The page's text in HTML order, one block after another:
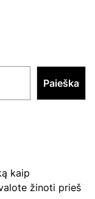
Paieška
kaip
žinoti prieš